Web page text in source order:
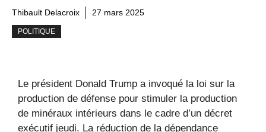
Thibault Delacroix 27 mars 2025
POLITIQUE
Le président Donald Trump a invoqué la loi sur la
production de défense pour stimuler la production
de minéraux intérieurs dans le cadre d’un décret
exécutif jeudi. La réduction de la dépendance